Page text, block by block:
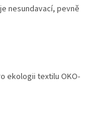
nesundavací, pevně
ekologii textilu OKO-